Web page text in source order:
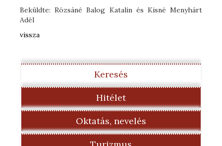
Beküldte: Rózsáné Balog Katalin és Kisné Menyhárt
Adél
vissza
Keresés
Hitélet
Oktatás, nevelés